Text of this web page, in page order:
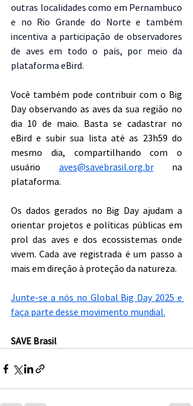
outras localidades como em Pernambuco
e no Rio Grande do Norte e também
incentiva a participação de observadores
de aves em todo o país, por meio da
plataforma eBird.
Você também pode contribuir com o Big
Day observando as aves da sua região no
dia 10 de maio. Basta se cadastrar no
eBird e subir sua lista até as 23h59 do
mesmo dia, compartilhando com o
usuário aves@savebrasil.org.br na
plataforma.
Os dados gerados no Big Day ajudam a
orientar projetos e políticas públicas em
prol das aves e dos ecossistemas onde
vivem. Cada ave registrada é um passo a
mais em direção à proteção da natureza.
Junte-se a nós no Global Big Day 2025 e
faça parte desse movimento mundial.
SAVE Brasil